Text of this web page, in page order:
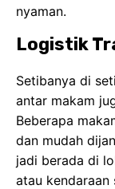
nyaman.
Logistik
Setibanya di
antar makam
Beberapa
dan mudah
jadi berada di
atau kendaraan